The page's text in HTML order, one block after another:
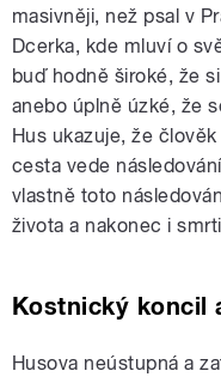
masivněji, než psal v
Dcerka, kde mluví o
buď hodně široké, že
anebo úplně úzké, že
Hus ukazuje, že
cesta vede
vlastně toto
života a nakonec i
Kostnický koncil
Husova neústupná a